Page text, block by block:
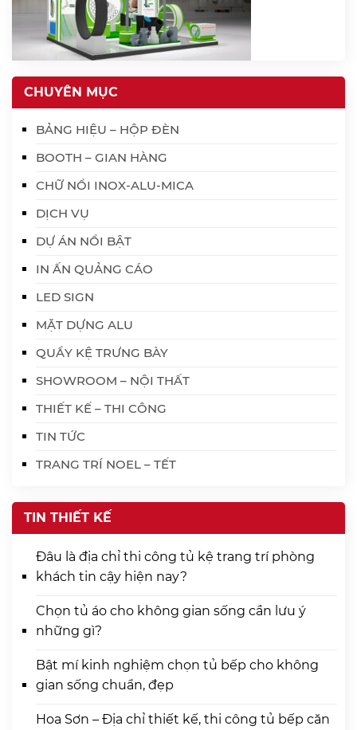
CHUYÊN MỤC
BẢNG HIỆU – HỘP ĐÈN
BOOTH – GIAN HÀNG
CHỮ NỔI INOX-ALU-MICA
DỊCH VỤ
DỰ ÁN NỔI BẬT
IN ẤN QUẢNG CÁO
LED SIGN
MẶT DỰNG ALU
QUẦY KỆ TRƯNG BÀY
SHOWROOM – NỘI THẤT
THIẾT KẾ – THI CÔNG
TIN TỨC
TRANG TRÍ NOEL – TẾT
TIN THIẾT KẾ
Đâu là địa chỉ thi công tủ kệ trang trí phòng
khách tin cậy hiện nay?
Chọn tủ áo cho không gian sống cần lưu ý
những gì?
Bật mí kinh nghiệm chọn tủ bếp cho không
gian sống chuẩn, đẹp
Hoa Sơn – Địa chỉ thiết kế, thi công tủ bếp căn